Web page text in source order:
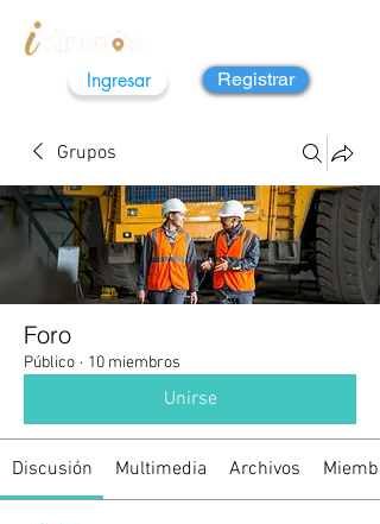
Ingresar Registrar
Grupos
Foro
Público · 10 miembros
Unirse
Discusión Multimedia Archivos